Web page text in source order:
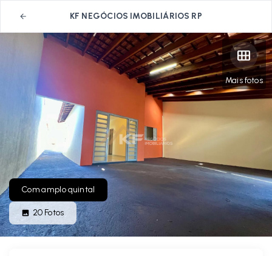
KF NEGÓCIOS IMOBILIÁRIOS RP
Mais fotos
Com amplo quintal
20 Fotos